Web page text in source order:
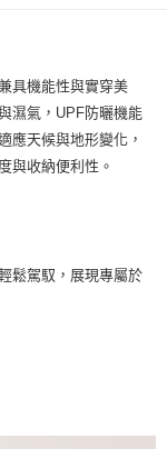
具機能性與實穿美
濕氣，UPF防曬機能
應天候與地形變化，
與收納便利性。
鬆駕馭，展現專屬於